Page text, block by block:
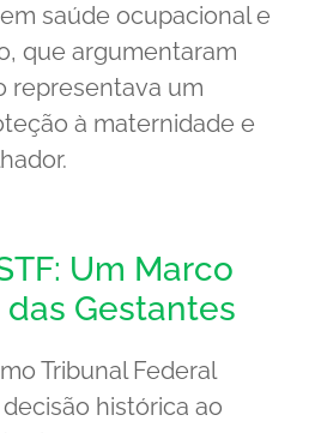
saúde ocupacional e
que argumentaram
representava um
à maternidade e
Um Marco
Gestantes
Tribunal Federal
histórica ao